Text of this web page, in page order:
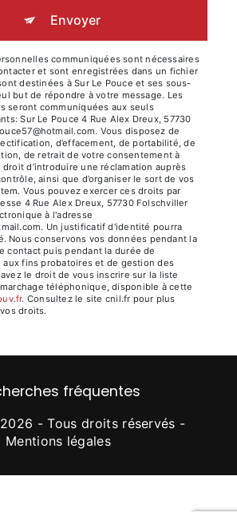
Envoyer
communiquées sont nécessaires
et sont enregistrées dans un fichier
destinées à Sur Le Pouce et ses sous-
but de répondre à votre message. Les
seront communiquées aux seuls
Sur Le Pouce 4 Rue Alex Dreux, 57730
Vous disposez de
d’effacement, de portabilité, de
de retrait de votre consentement à
d’introduire une réclamation auprès
ainsi que d’organiser le sort de vos
Vous pouvez exercer ces droits par
4 Rue Alex Dreux, 57730 Folschviller
à l'adresse
Un justificatif d'identité pourra
Nous conservons vos données pendant la
contact puis pendant la durée de
fins probatoires et de gestion des
le droit de vous inscrire sur la liste
téléphonique, disponible à cette
. Consultez le site cnil.fr pour plus
droits.
fréquentes
- Tous droits réservés -
Mentions légales